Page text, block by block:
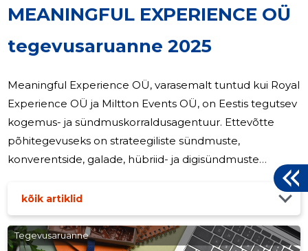
MEANINGFUL EXPERIENCE OÜ
tegevusaruanne 2025
Meaningful Experience OÜ, varasemalt tuntud kui Royal
Experience OÜ ja Miltton Events OÜ, on Eestis tegutsev
kogemus- ja sündmuskorraldusagentuur. Ettevõtte
põhitegevuseks on strateegiliste sündmuste,
konverentside, galade, hübriid- ja digisündmuste
kontseptsiooni loomine, loovlahenduste väljatöötamine,
produktsioon ning projektijuhtimine Eestis ja
rahvusvahelistel turgudel. Ettevõtte teenused
hõlmavad sündmuste strateegiat ja kontseptsiooni,
kõik artiklid
Tegevusaruanne